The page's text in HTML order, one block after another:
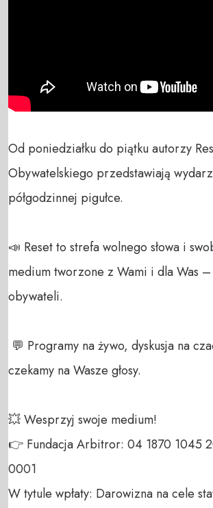
Od poniedziałku do piątku autorzy
Obywatelskiego przedstawiają
półgodzinnej pigułce.
📣 Reset to strefa wolnego słowa i
medium tworzone z Wami i dla Was
obywateli.
czekamy na Wasze głosy.
💥 Wesprzyj swoje medium!
👉 Fundacja Arbitror: 04 1870 1045
0001
W tytule wpłaty: Darowizna na cele